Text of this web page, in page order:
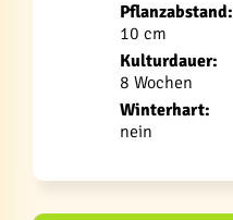
Pflanzabstand:
10 cm
Kulturdauer:
8 Wochen
Winterhart:
nein